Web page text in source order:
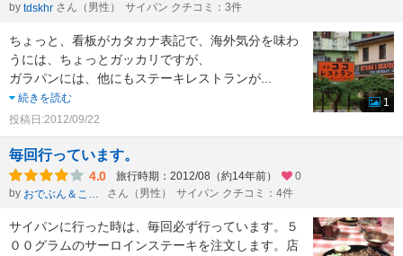
by tdskhr さん（男性） サイパン クチコミ：3件
ちょっと、看板がカタカナ表記で、海外気分を味わ
うには、ちょっとガッカリですが、
ガラパンには、他にもステーキレストランが...
続きを読む
投稿日:2012/09/22
1
毎回行っています。
4.0 旅行時期：2012/08（約14年前）
0
by
おでぶん＆こでぶん さん（男性） サイパン クチコミ：4件
サイパンに行った時は、毎回必ず行っています。５
００グラムのサーロインステーキを注文します。店